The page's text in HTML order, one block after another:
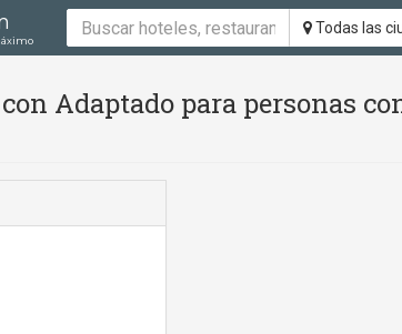
Todas las
Adaptado para personas